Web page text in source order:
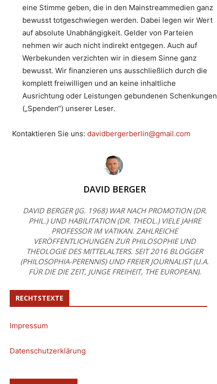
eine Stimme geben, die in den Mainstreammedien ganz
bewusst totgeschwiegen werden. Dabei legen wir Wert
auf absolute Unabhängigkeit. Gelder von Parteien
nehmen wir auch nicht indirekt entgegen. Auch auf
Werbekunden verzichten wir in diesem Sinne ganz
bewusst. Wir finanzieren uns ausschließlich durch die
komplett freiwilligen und an keine inhaltliche
Ausrichtung oder Leistungen gebundenen Schenkungen
(„Spenden“) unserer Leser.
Kontaktieren Sie uns: davidbergerberlin@gmail.com
DAVID BERGER
DAVID BERGER (JG. 1968) WAR NACH PROMOTION (DR.
PHIL.) UND HABILITATION (DR. THEOL.) VIELE JAHRE
PROFESSOR IM VATIKAN. ZAHLREICHE
VERÖFFENTLICHUNGEN ZUR PHILOSOPHIE UND
THEOLOGIE DES MITTELALTERS. SEIT 2016 BLOGGER
(PHILOSOPHIA-PERENNIS) UND FREIER JOURNALIST (U.A.
FÜR DIE DIE ZEIT, JUNGE FREIHEIT, THE EUROPEAN).
RECHTSTEXTE
Impressum
Datenschutzerklärung